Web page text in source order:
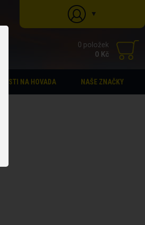
▼
0 položek
0 Kč
PASTI NA HOVADA NAŠE ZNAČKY